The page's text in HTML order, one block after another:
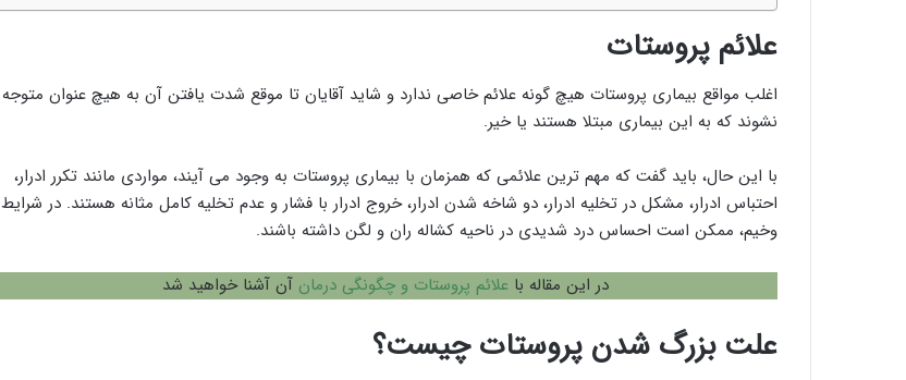
علائم پروستات
اغلب مواقع بیماری پروستات هیچ گونه علائم خاصی ندارد و شاید آقایان تا موقع شدت یافتن آن به هیچ عنوان متوجه
نشوند که به این بیماری مبتلا هستند یا خیر.
با این حال، باید گفت که مهم ترین علائمی که همزمان با بیماری پروستات به وجود می آیند، مواردی مانند تکرر ادرار،
احتباس ادرار، مشکل در تخلیه ادرار، دو شاخه شدن ادرار، خروج ادرار با فشار و عدم تخلیه کامل مثانه هستند. در شرایط
وخیم، ممکن است احساس درد شدیدی در ناحیه کشاله ران و لگن داشته باشند.
در این مقاله با علائم پروستات و چگونگی درمان آن آشنا خواهید شد
علت بزرگ شدن پروستات چیست؟